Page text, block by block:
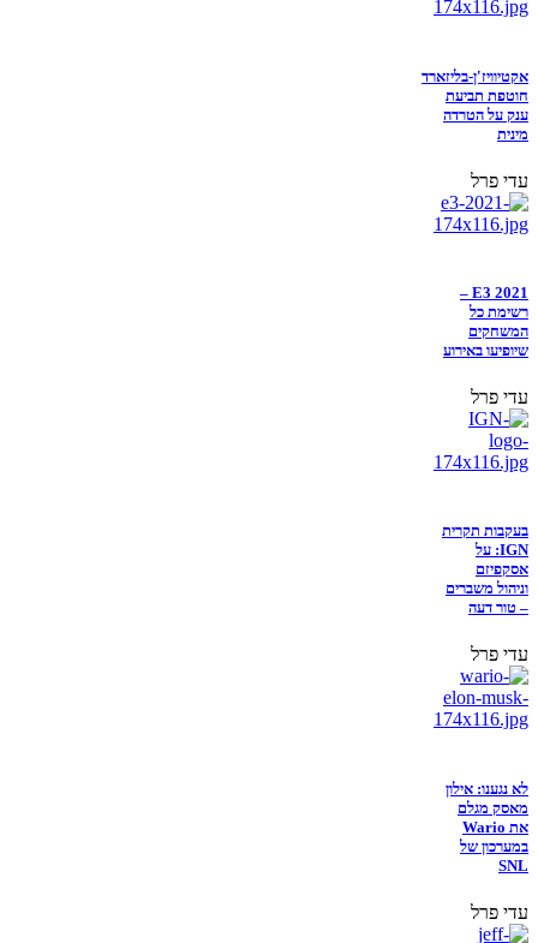
אקטיוויז'ן-בליזארד
חוטפת תביעת
ענק על הטרדה
מינית
עדי פרל
E3 2021 –
רשימת כל
המשחקים
שיופיעו באירוע
עדי פרל
בעקבות תקרית
IGN: על
אסקפיזם
וניהול משברים
– טור דעה
עדי פרל
לא נגענו: אילון
מאסק מגלם
את Wario
במערכון של
SNL
עדי פרל